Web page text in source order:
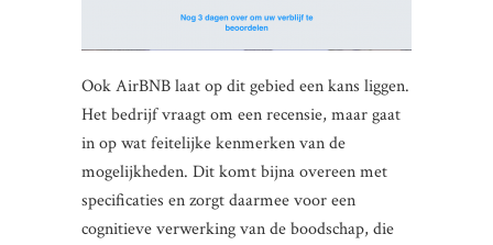
Ook AirBNB laat op dit gebied een kans liggen.
Het bedrijf vraagt om een recensie, maar gaat
in op wat feitelijke kenmerken van de
mogelijkheden. Dit komt bijna overeen met
specificaties en zorgt daarmee voor een
cognitieve verwerking van de boodschap, die